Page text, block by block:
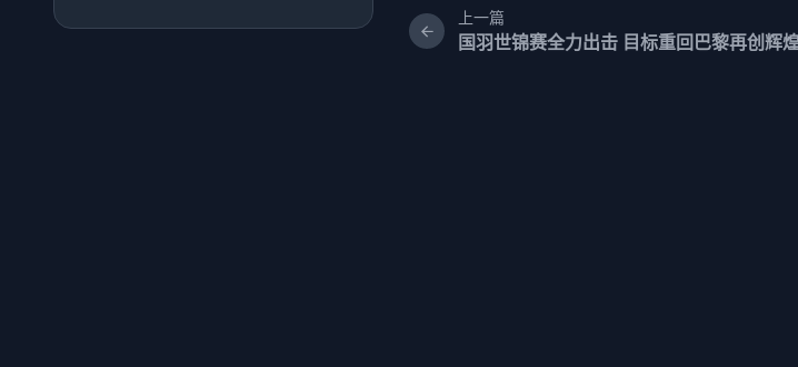
上一篇
国羽世锦赛全力出击 目标重回巴黎再创辉